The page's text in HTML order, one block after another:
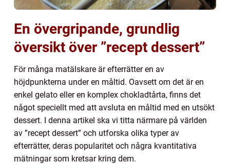
En övergripande, grundlig
översikt över ”recept dessert”
För många matälskare är efterrätter en av
höjdpunkterna under en måltid. Oavsett om det är en
enkel gelato eller en komplex chokladtårta, finns det
något speciellt med att avsluta en måltid med en utsökt
dessert. I denna artikel ska vi titta närmare på världen
av ”recept dessert” och utforska olika typer av
efterrätter, deras popularitet och några kvantitativa
mätningar som kretsar kring dem.